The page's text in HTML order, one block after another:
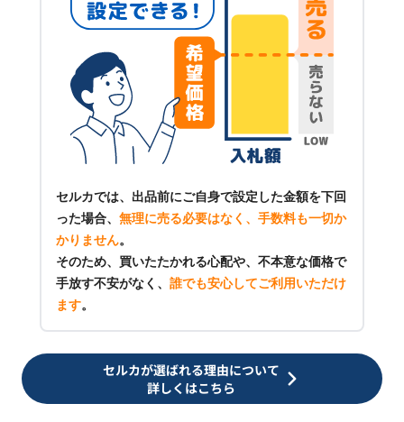
セルカでは、出品前にご自身で設定した金額を下回
った場合、 無理に売る必要はなく、手数料も一切か
かりません。
そのため、買いたたかれる心配や、不本意な価格で
手放す不安がなく、 誰でも安心してご利用いただけ
ます。
セルカが選ばれる理由について
詳しくはこちら